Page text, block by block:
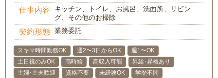
仕事内容
キッチン、トイレ、お風呂、洗面所、リビン
グ、その他のお掃除
契約形態 業務委託
スキマ時間勤務OK 週2〜3日からOK
週1〜OK
土日祝のみOK
高時給 高収入可能
昇給･昇格あり
主婦･主夫歓迎
資格不要 未経験OK
学歴不問